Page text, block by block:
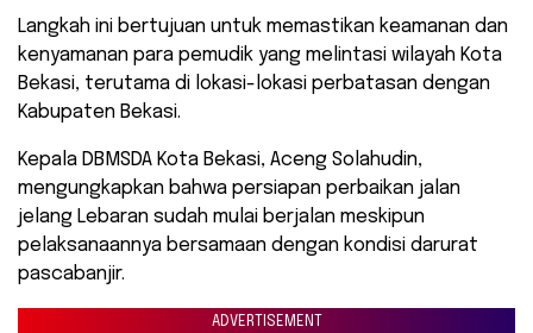
Langkah ini bertujuan untuk memastikan keamanan dan
kenyamanan para pemudik yang melintasi wilayah Kota
Bekasi, terutama di lokasi-lokasi perbatasan dengan
Kabupaten Bekasi.
Kepala DBMSDA Kota Bekasi, Aceng Solahudin,
mengungkapkan bahwa persiapan perbaikan jalan
jelang Lebaran sudah mulai berjalan meskipun
pelaksanaannya bersamaan dengan kondisi darurat
pascabanjir.
ADVERTISEMENT